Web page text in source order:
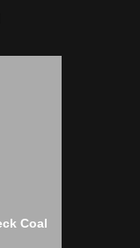
Coal